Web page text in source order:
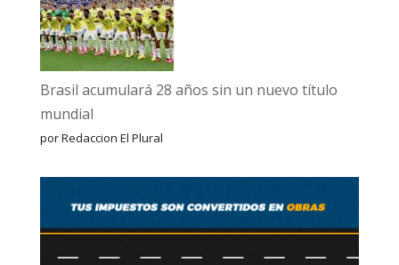
Brasil acumulará 28 años sin un nuevo título
mundial
por Redaccion El Plural